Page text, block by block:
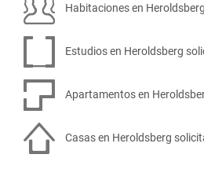
Habitaciones en
Estudios en Heroldsberg
Apartamentos en
Casas en Heroldsberg